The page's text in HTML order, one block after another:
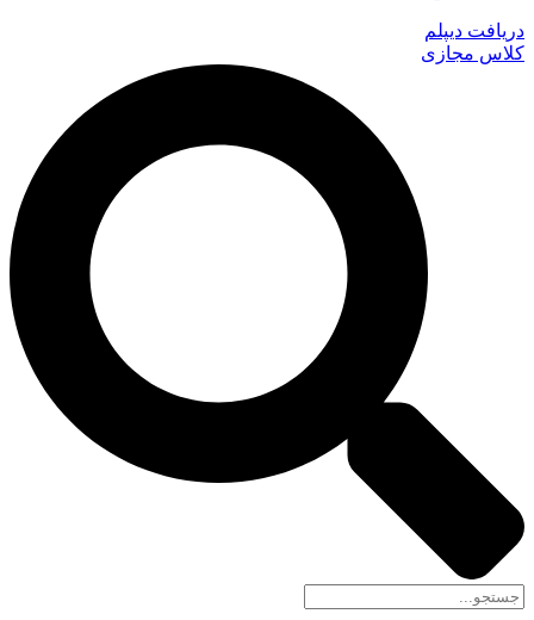
دریافت دیپلم
کلاس مجازی